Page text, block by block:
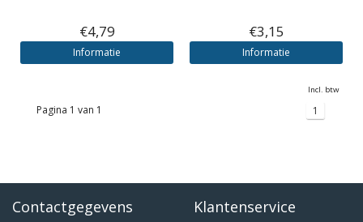
€4,79
Informatie
€3,15
Informatie
Incl. btw
Pagina 1 van 1 1
Contactgegevens Klantenservice